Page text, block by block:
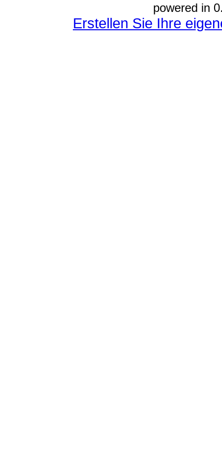
powered in
Erstellen Sie Ihre